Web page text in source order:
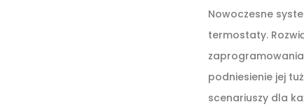
Nowoczesne
termostaty.
podniesienie jej
scenariuszy dla